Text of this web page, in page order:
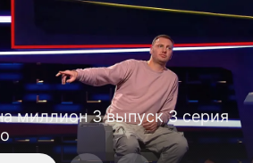
миллион 3 выпуск 3 серия
10 92
Открыть приложение